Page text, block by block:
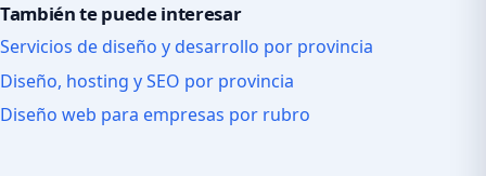
También te puede interesar
Servicios de diseño y desarrollo por provincia
Diseño, hosting y SEO por provincia
Diseño web para empresas por rubro